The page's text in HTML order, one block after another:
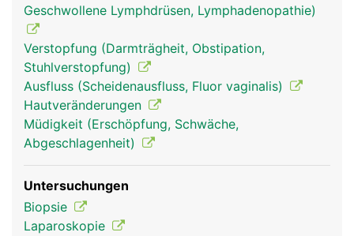
Geschlechtsorgane
Geschwollene Lymphdrüsen, Lymphadenopathie)
Verstopfung (Darmträgheit, Obstipation,
Stuhlverstopfung)
Ausfluss (Scheidenausfluss, Fluor vaginalis)
Hautveränderungen
Müdigkeit (Erschöpfung, Schwäche,
Abgeschlagenheit)
Untersuchungen
Biopsie
Laparoskopie